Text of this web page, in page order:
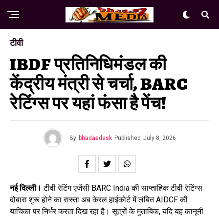
टीवी
IBDF प्रतिनिधिमंडल की
केंद्रीय मंत्री से चर्चा, BARC
रेटिंग्स पर यहां फंसा है पेंच!
By bhadasdesk Published July 8, 2026
नई दिल्ली। टीवी रेटिंग एजेंसी BARC India की साप्ताहिक टीवी रेटिंग्स
दोबारा शुरू होने का रास्ता अब केरल हाईकोर्ट में लंबित AIDCF की
याचिका पर निर्भर करता दिख रहा है। सूत्रों के मुताबिक, यदि यह कानूनी